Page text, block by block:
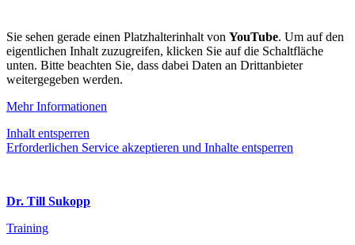
Sie sehen gerade einen Platzhalterinhalt von YouTube. Um auf den
eigentlichen Inhalt zuzugreifen, klicken Sie auf die Schaltfläche
unten. Bitte beachten Sie, dass dabei Daten an Drittanbieter
weitergegeben werden.
Mehr Informationen
Inhalt entsperren
Erforderlichen Service akzeptieren und Inhalte entsperren
Dr. Till Sukopp
Training